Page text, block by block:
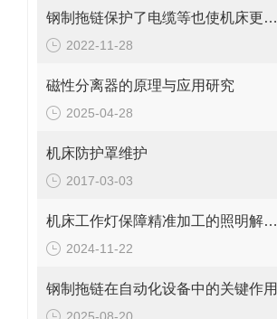
钢制拖链保护了电缆等也使机床更美观
2022-11-28
磁性分离器的原理与应用研究
2025-04-28
机床防护罩维护
2017-03-03
机床工作灯保障精准加工的照明解决方案
2024-11-22
钢制拖链在自动化设备中的关键作用